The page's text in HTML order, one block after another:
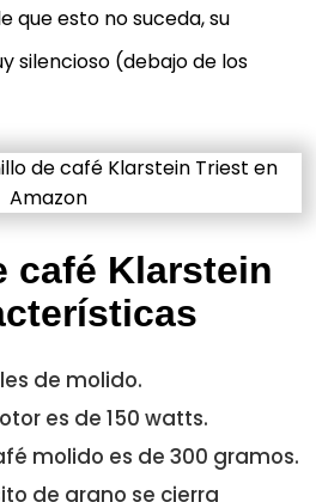
que esto no suceda, su
silencioso (debajo de los
café Klarstein
de molido.
es de 150 watts.
molido es de 300 gramos.
de grano se cierra